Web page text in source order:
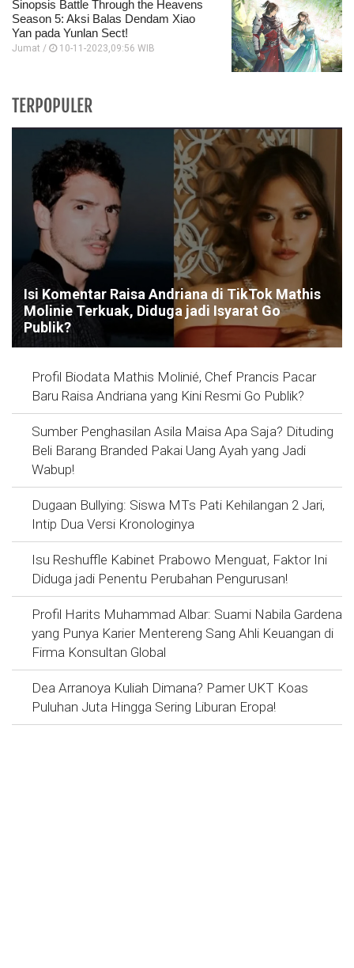
Sinopsis Battle Through the Heavens
Season 5: Aksi Balas Dendam Xiao
Yan pada Yunlan Sect!
Jumat / 10-11-2023,09:56 WIB
TERPOPULER
Isi Komentar Raisa Andriana di TikTok Mathis
Molinie Terkuak, Diduga jadi Isyarat Go
Publik?
Profil Biodata Mathis Molinié, Chef Prancis Pacar
Baru Raisa Andriana yang Kini Resmi Go Publik?
Sumber Penghasilan Asila Maisa Apa Saja? Dituding
Beli Barang Branded Pakai Uang Ayah yang Jadi
Wabup!
Dugaan Bullying: Siswa MTs Pati Kehilangan 2 Jari,
Intip Dua Versi Kronologinya
Isu Reshuffle Kabinet Prabowo Menguat, Faktor Ini
Diduga jadi Penentu Perubahan Pengurusan!
Profil Harits Muhammad Albar: Suami Nabila Gardena
yang Punya Karier Mentereng Sang Ahli Keuangan di
Firma Konsultan Global
Dea Arranoya Kuliah Dimana? Pamer UKT Koas
Puluhan Juta Hingga Sering Liburan Eropa!